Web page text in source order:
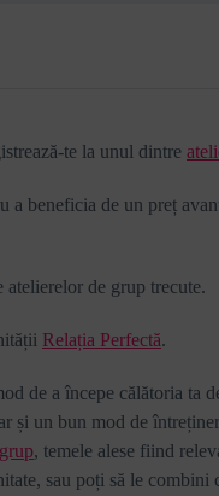
te la unul dintre
a beneficia de un preț
atelierelor de grup trecute.
Relația Perfectă.
de a începe călătoria ta
și un bun mod de
, temele alese fiind
sau poți să le combini